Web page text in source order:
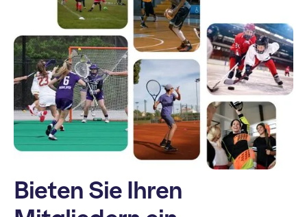
Bieten Sie Ihren